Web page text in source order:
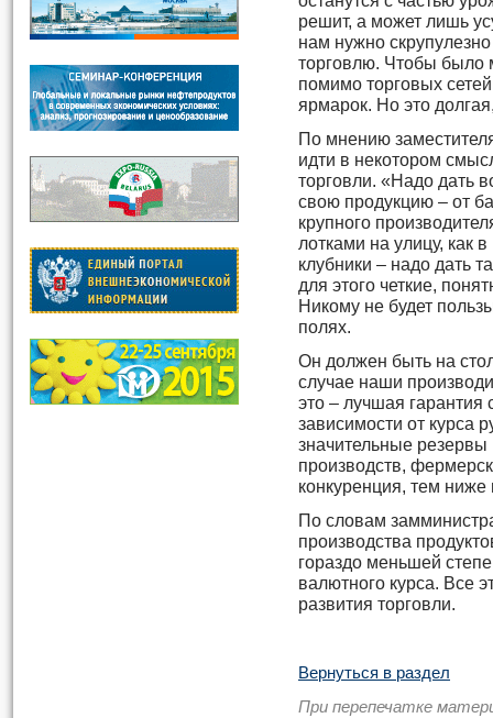
решит, а может лишь
нам нужно
торговлю. Чтобы было
помимо торговых
ярмарок. Но это
По мнению
идти в некотором
торговли. «Надо дать
свою продукцию – от
крупного
лотками на улицу, как
клубники – надо дать
для этого четкие,
Никому не будет
полях.
Он должен быть на
случае наши
это – лучшая
зависимости от курса
значительные
производств,
конкуренция, тем
По словам
производства
гораздо меньшей
валютного курса. Все
развития торговли.
Вернуться в раздел
При перепечатке